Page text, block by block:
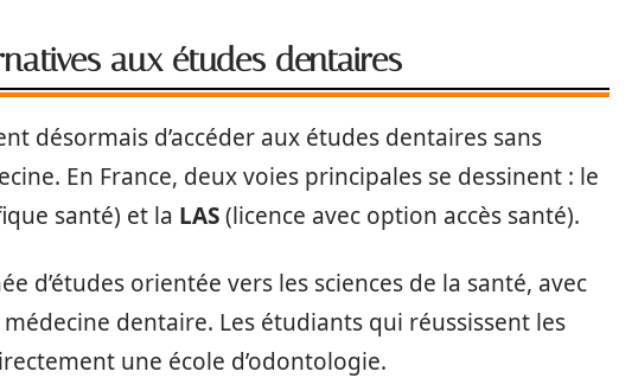
aux études dentaires
désormais d’accéder aux études dentaires sans
En France, deux voies principales se dessinent : le
santé) et la LAS(licence avec option accès santé).
d’études orientée vers les sciences de la santé, avec
dentaire. Les étudiants qui réussissent les
une école d’odontologie.